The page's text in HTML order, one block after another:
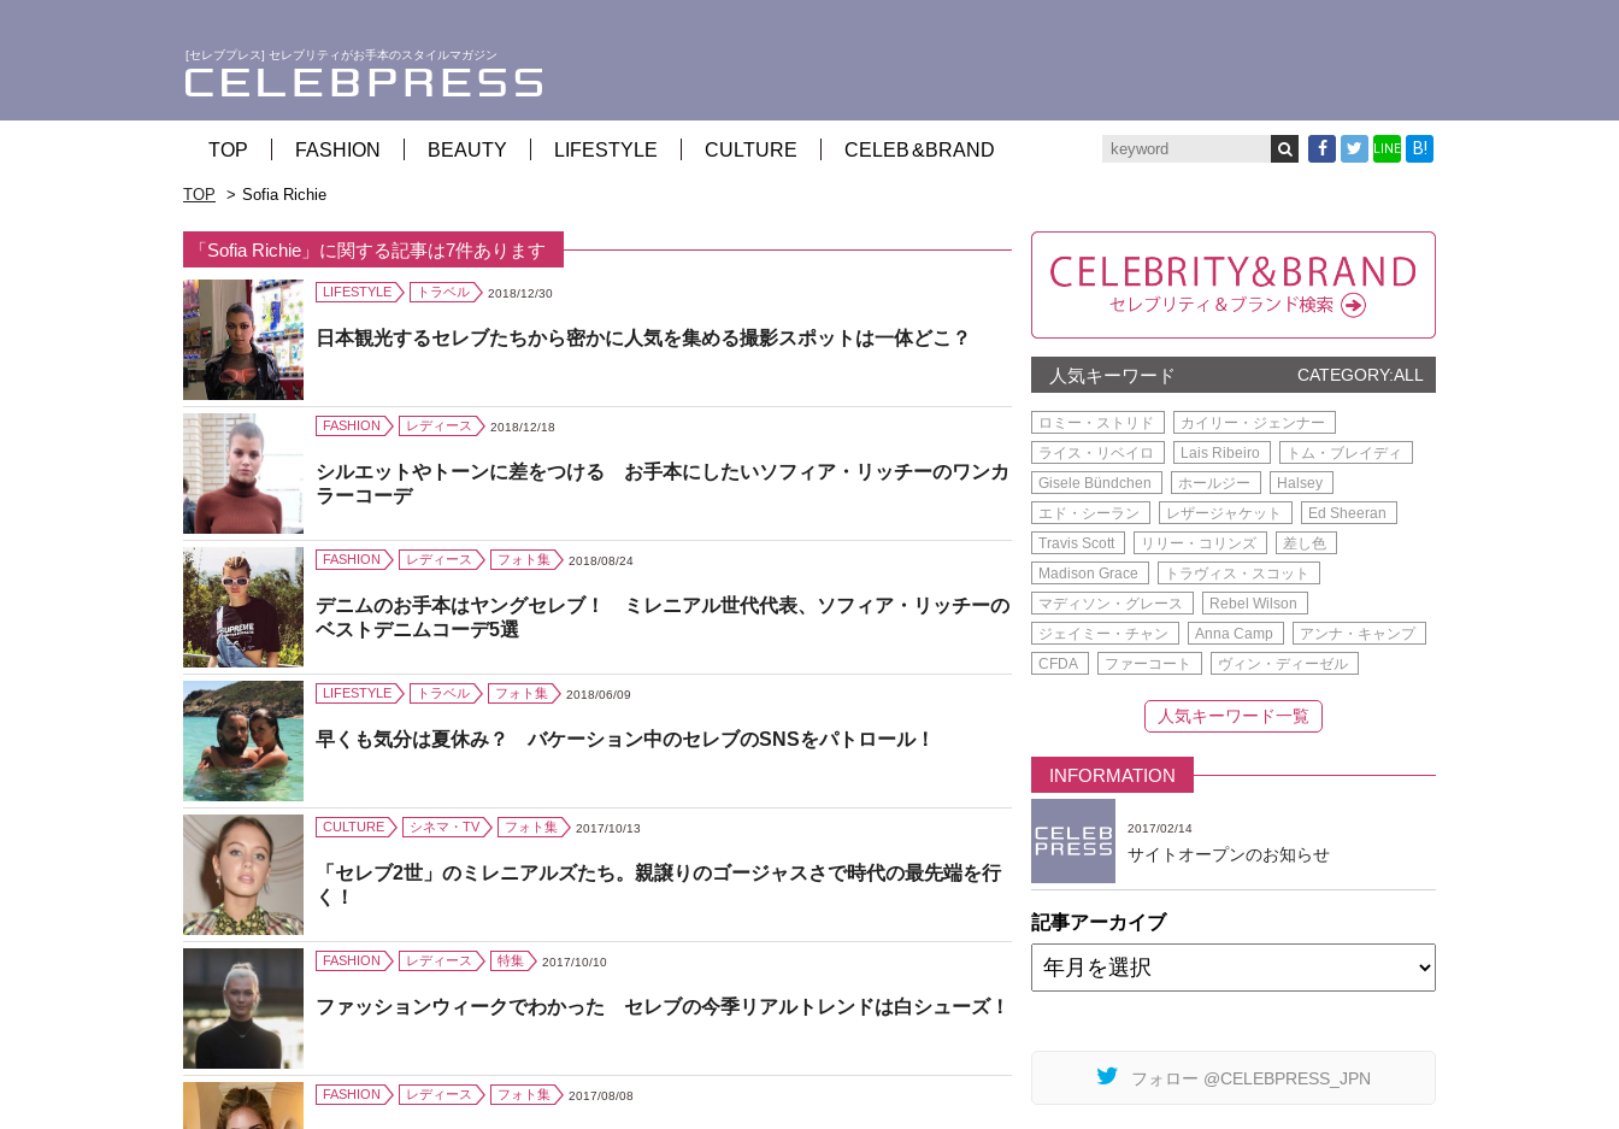
[セレブプレス] セレブリティがお手本のスタイルマガジン
TOP FASHION BEAUTY LIFESTYLE CULTURE CELEB&BRAND LINE B!
TOP Sofia Richie
「Sofia Richie」に関する記事は7件あります
LIFESTYLE トラベル 2018/12/30
日本観光するセレブたちから密かに人気を集める撮影スポットは一体どこ？
FASHION レディース 2018/12/18
シルエットやトーンに差をつける お手本にしたいソフィア・リッチーのワンカ
ラーコーデ
FASHION レディース フォト集 2018/08/24
デニムのお手本はヤングセレブ！ ミレニアル世代代表、ソフィア・リッチーの
ベストデニムコーデ5選
LIFESTYLE トラベル フォト集 2018/06/09
早くも気分は夏休み？ バケーション中のセレブのSNSをパトロール！
CULTURE シネマ・TV フォト集 2017/10/13
「セレブ2世」のミレニアルズたち。親譲りのゴージャスさで時代の最先端を行
く！
FASHION レディース 特集 2017/10/10
ファッションウィークでわかった セレブの今季リアルトレンドは白シューズ！
FASHION レディース フォト集 2017/08/08
人気キーワード CATEGORY:ALL
ロミー・ストリド
カイリー・ジェンナー
ライス・リベイロ
Lais Ribeiro
トム・ブレイディ
Gisele Bündchen
ホールジー
Halsey
エド・シーラン
レザージャケット
Ed Sheeran
Travis Scott
リリー・コリンズ
差し色
Madison Grace
トラヴィス・スコット
マディソン・グレース
Rebel Wilson
ジェイミー・チャン
Anna Camp
アンナ・キャンプ
CFDA
ファーコート ヴィン・ディーゼル
人気キーワード一覧
INFORMATION
2017/02/14
サイトオープンのお知らせ
記事アーカイブ
フォロー @CELEBPRESS_JPN